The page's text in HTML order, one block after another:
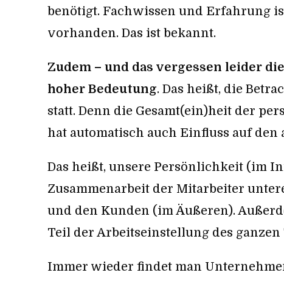
benötigt. Fachwissen und Erfahrung
vorhanden. Das ist bekannt.
Zudem – und das vergessen leider
hoher Bedeutung. Das heißt, die
statt. Denn die Gesamt(ein)heit der
hat automatisch auch Einfluss auf
Das heißt, unsere Persönlichkeit (im
Zusammenarbeit der Mitarbeiter
und den Kunden (im Äußeren).
Teil der Arbeitseinstellung des ganzen
Immer wieder findet man